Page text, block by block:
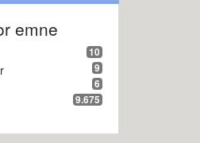
emne
10
9
6
9.675